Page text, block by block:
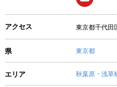
アクセス 東京都千代田
県 東京都
エリア 秋葉原・浅草